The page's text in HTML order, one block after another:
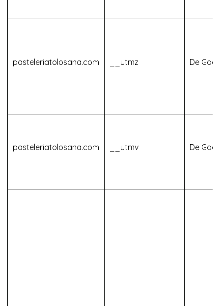
pasteleriatolosana.com __utmz De
pasteleriatolosana.com __utmv De